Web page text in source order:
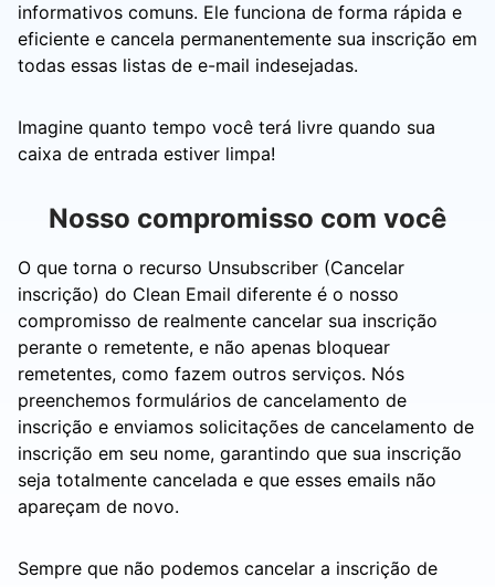
informativos comuns. Ele funciona de forma rápida e
eficiente e cancela permanentemente sua inscrição em
todas essas listas de e-mail indesejadas.
Imagine quanto tempo você terá livre quando sua
caixa de entrada estiver limpa!
Nosso compromisso com você
O que torna o recurso Unsubscriber (Cancelar
inscrição) do Clean Email diferente é o nosso
compromisso de realmente cancelar sua inscrição
perante o remetente, e não apenas bloquear
remetentes, como fazem outros serviços. Nós
preenchemos formulários de cancelamento de
inscrição e enviamos solicitações de cancelamento de
inscrição em seu nome, garantindo que sua inscrição
seja totalmente cancelada e que esses emails não
apareçam de novo.
Sempre que não podemos cancelar a inscrição de